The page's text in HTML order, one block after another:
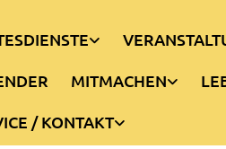
MITMACHEN
/ KONTAKT